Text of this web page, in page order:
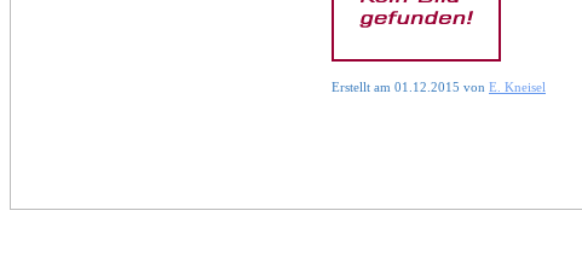
Erstellt am 01.12.2015 von E. Kneisel